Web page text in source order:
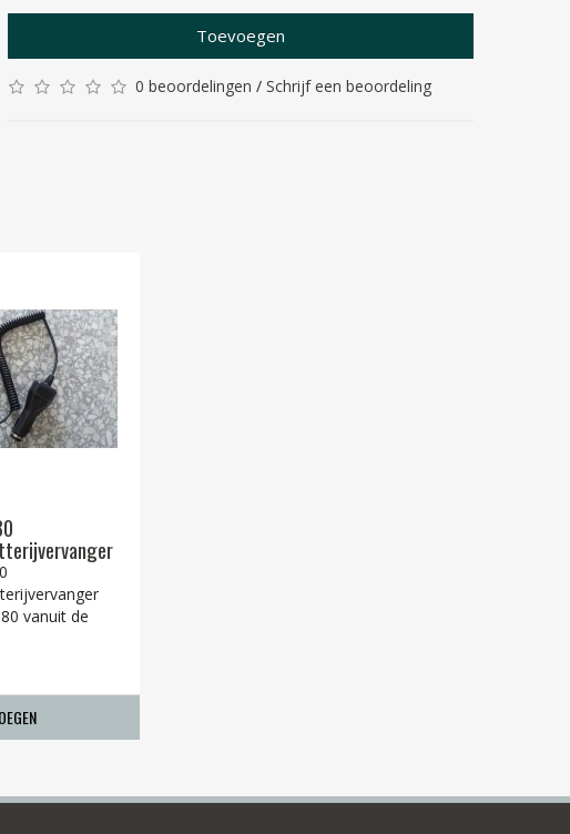
Toevoegen
0 beoordelingen / Schrijf een beoordeling
vanuit de